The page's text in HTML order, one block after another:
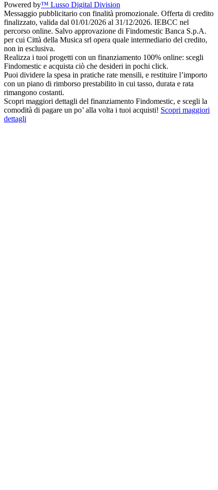
Powered by™ Lusso Digital Division
Messaggio pubblicitario con finalità promozionale. Offerta di credito
finalizzato, valida dal 01/01/2026 al 31/12/2026. IEBCC nel
percorso online. Salvo approvazione di Findomestic Banca S.p.A.
per cui Città della Musica srl opera quale intermediario del credito,
non in esclusiva.
Realizza i tuoi progetti con un finanziamento 100% online: scegli
Findomestic e acquista ciò che desideri in pochi click.
Puoi dividere la spesa in pratiche rate mensili, e restituire l’importo
con un piano di rimborso prestabilito in cui tasso, durata e rata
rimangono costanti.
Scopri maggiori dettagli del finanziamento Findomestic, e scegli la
comodità di pagare un po’ alla volta i tuoi acquisti! Scopri maggiori
dettagli